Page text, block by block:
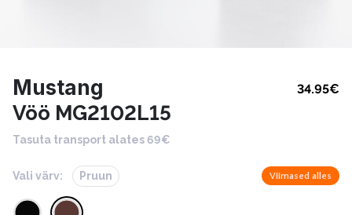
Mustang 34.95€
Vöö MG2102L15
Tasuta transport alates 69€
Vali värv: Pruun Viimased alles